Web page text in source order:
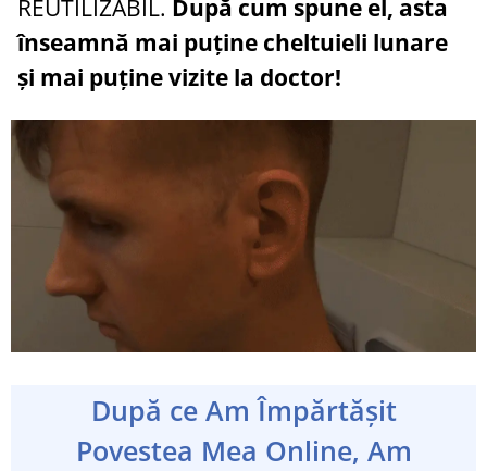
REUTILIZABIL. După cum spune el, asta
înseamnă mai puține cheltuieli lunare
și mai puține vizite la doctor!
După ce Am Împărtășit
Povestea Mea Online, Am